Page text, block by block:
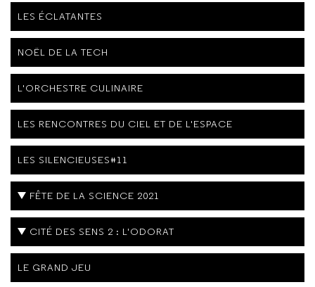
LES ÉCLATANTES
NOËL DE LA TECH
L'ORCHESTRE CULINAIRE
LES RENCONTRES DU CIEL ET DE L'ESPACE
LES SILENCIEUSES#11
FÊTE DE LA SCIENCE 2021
CITÉ DES SENS 2 : L'ODORAT
LE GRAND JEU